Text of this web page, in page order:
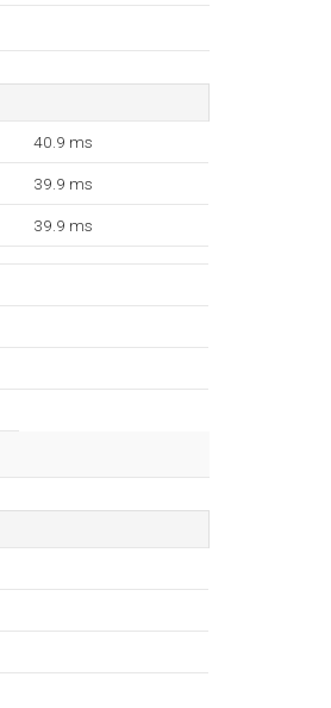
40.9 ms
39.9 ms
39.9 ms